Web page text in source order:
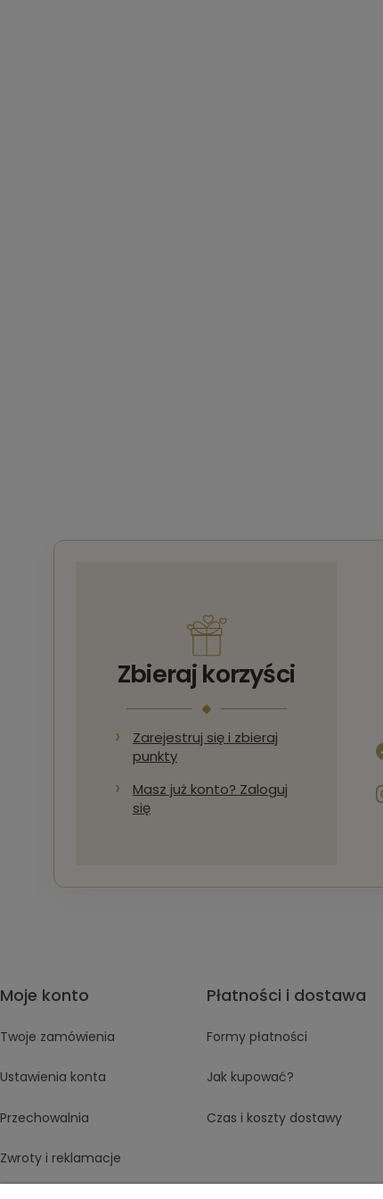
Zbieraj korzyści
Zarejestruj się i zbieraj
punkty
Masz już konto? Zaloguj
się
Moje konto
Twoje zamówienia
Ustawienia konta
Przechowalnia
Zwroty i reklamacje
Płatności i dostawa
Formy płatności
Jak kupować?
Czas i koszty dostawy